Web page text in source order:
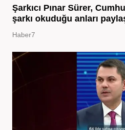
Şarkıcı Pınar Sürer,
şarkı okuduğu anları
Haber7